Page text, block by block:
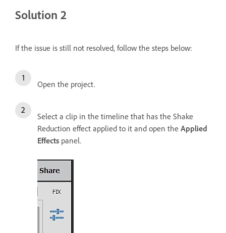
Solution 2
If the issue is still not resolved, follow the steps below:
Open the project.
Select a clip in the timeline that has the Shake
Reduction effect applied to it and open the Applied
Effects panel.